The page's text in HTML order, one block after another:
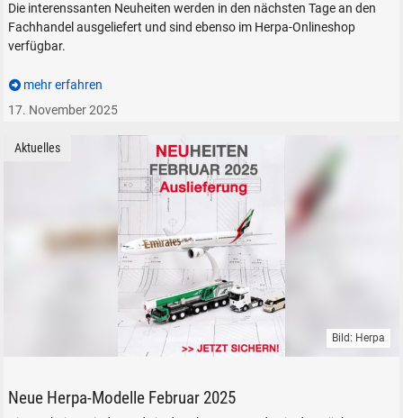
Die interenssanten Neuheiten werden in den nächsten Tage an den
Fachhandel ausgeliefert und sind ebenso im Herpa-Onlineshop
verfügbar.
mehr erfahren
17. November 2025
Bild: Herpa
Neue Herpa-Modelle Februar 2025
Aktuelles